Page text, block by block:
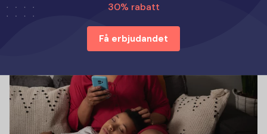
30% rabatt
Få erbjudandet